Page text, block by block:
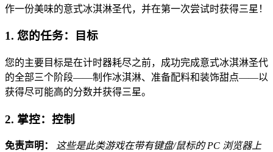
作一份美味的意式冰淇淋圣代，并在第一次尝试时获得三星！
1. 您的任务：目标
您的主要目标是在计时器耗尽之前，成功完成意式冰淇淋圣代
的全部三个阶段——制作冰淇淋、准备配料和装饰甜点——以
获得尽可能高的分数并获得三星。
2. 掌控：控制
免责声明：
这些是此类游戏在带有键盘/鼠标的 PC 浏览器上